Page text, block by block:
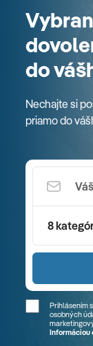
do
Nechajte si
priamo do
8
Prihlásením
osobných
Informáciou